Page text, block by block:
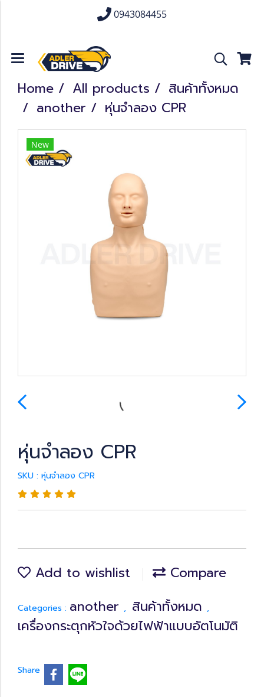
0943084455
Home All products
สินค้าทั้งหมด
another
หุ่นจำลอง CPR
New
หุ่นจำลอง CPR
SKU : หุ่นจำลอง CPR
Add to wishlist Compare
Categories : another , สินค้าทั้งหมด ,
เครื่องกระตุกหัวใจด้วยไฟฟ้าแบบอัตโนมัติ
Share